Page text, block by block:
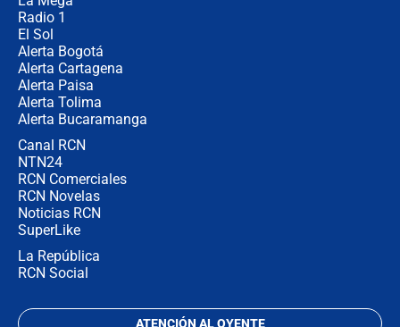
Radio 1
El Sol
Alerta Bogotá
Alerta Cartagena
Alerta Paisa
Alerta Tolima
Alerta Bucaramanga
Canal RCN
NTN24
RCN Comerciales
RCN Novelas
Noticias RCN
SuperLike
La República
RCN Social
ATENCIÓN AL OYENTE